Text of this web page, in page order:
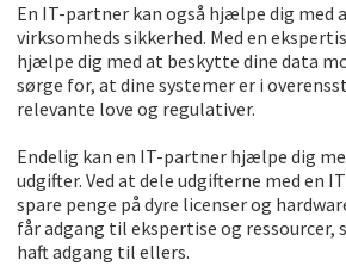
En IT-partner kan også hjælpe dig med
virksomheds sikkerhed. Med en
hjælpe dig med at beskytte dine data
sørge for, at dine systemer er i
relevante love og regulativer.
Endelig kan en IT-partner hjælpe dig
udgifter. Ved at dele udgifterne med en
spare penge på dyre licenser og
får adgang til ekspertise og ressourcer,
haft adgang til ellers.